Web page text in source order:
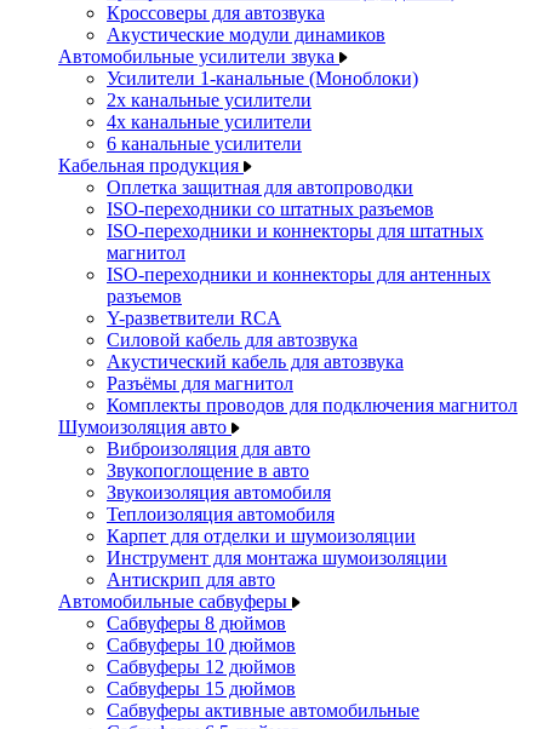
Кроссоверы для автозвука
Акустические модули динамиков
Автомобильные усилители звука
Усилители 1-канальные (Моноблоки)
2х канальные усилители
4х канальные усилители
6 канальные усилители
Кабельная продукция
Оплетка защитная для автопроводки
ISO-переходники со штатных разъемов
ISO-переходники и коннекторы для штатных
магнитол
ISO-переходники и коннекторы для антенных
разъемов
Y-разветвители RCA
Силовой кабель для автозвука
Акустический кабель для автозвука
Разъёмы для магнитол
Комплекты проводов для подключения магнитол
Шумоизоляция авто
Виброизоляция для авто
Звукопоглощение в авто
Звукоизоляция автомобиля
Теплоизоляция автомобиля
Карпет для отделки и шумоизоляции
Инструмент для монтажа шумоизоляции
Антискрип для авто
Автомобильные сабвуферы
Сабвуферы 8 дюймов
Сабвуферы 10 дюймов
Сабвуферы 12 дюймов
Сабвуферы 15 дюймов
Сабвуферы активные автомобильные